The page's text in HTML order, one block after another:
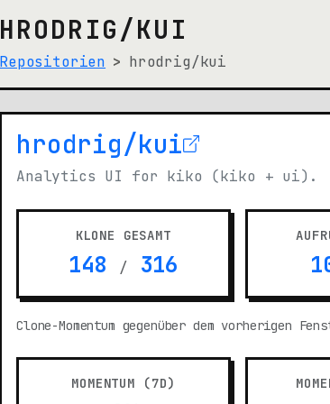
HRODRIG/KUI
Repositorien hrodrig/kui
hrodrig/kui
(opens in new tab)
Analytics UI for kiko (kiko + ui).
KLONE GESAMT
148 / 316
Clone-Momentum gegenüber dem vorherigen
MOMENTUM (7D)